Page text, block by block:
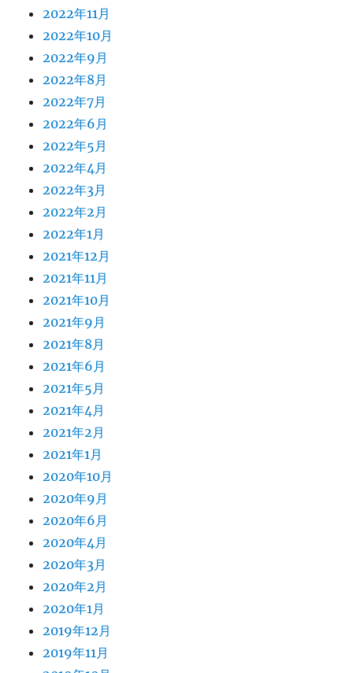
2022年11月
2022年10月
2022年9月
2022年8月
2022年7月
2022年6月
2022年5月
2022年4月
2022年3月
2022年2月
2022年1月
2021年12月
2021年11月
2021年10月
2021年9月
2021年8月
2021年6月
2021年5月
2021年4月
2021年2月
2021年1月
2020年10月
2020年9月
2020年6月
2020年4月
2020年3月
2020年2月
2020年1月
2019年12月
2019年11月